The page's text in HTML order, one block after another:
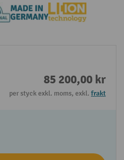
85 200,00 kr
per styck exkl. moms, exkl. frakt